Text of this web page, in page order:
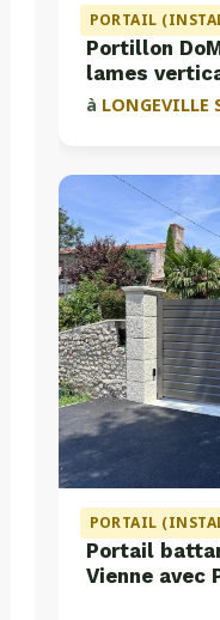
PORTAIL
Portillon
lames
Aiphone
à LONGEVILLE
PORTAIL
Portail
Vienne avec